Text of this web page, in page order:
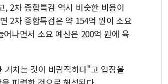
2차 종합특검 역시 비슷한 비용이
2차 종합특검은 약 154억 원이 소요
나면서 소요 예산은 200억 원에 육
거치는 것이 바람직하다"고 입장을